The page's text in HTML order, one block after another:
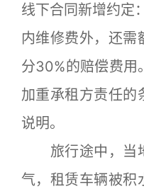
线下合同新增约定
内维修费外，还需
分30%的赔偿费用
加重承租方责任的
说明。
旅行途中，当
气，租赁车辆被积